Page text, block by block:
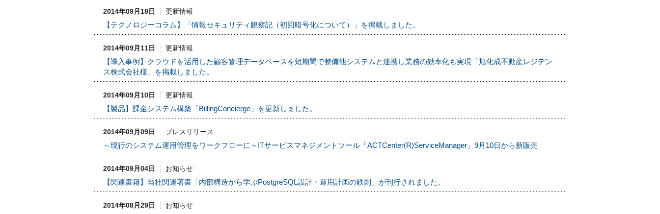
2014年09月18日 更新情報
【テクノロジーコラム】「情報セキュリティ観察記（初回暗号化について）」を掲載しました。
2014年09月11日 更新情報
【導入事例】クラウドを活用した顧客管理データベースを短期間で整備他システムと連携し業務の効率化も実現「旭化成不動産レジデン
ス株式会社様」を掲載しました。
2014年09月10日 更新情報
【製品】課金システム構築「BillingConcierge」を更新しました。
2014年09月09日 プレスリリース
～現行のシステム運用管理をワークフローに～ITサービスマネジメントツール「ACTCenter(R)ServiceManager」9月10日から新販売
2014年09月04日 お知らせ
【関連書籍】当社関連著書「内部構造から学ぶPostgreSQL設計・運用計画の鉄則」が刊行されました。
2014年08月29日 お知らせ